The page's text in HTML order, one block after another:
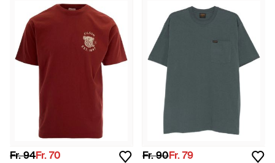
Fr. 94Fr. 70 Fr. 90Fr. 79